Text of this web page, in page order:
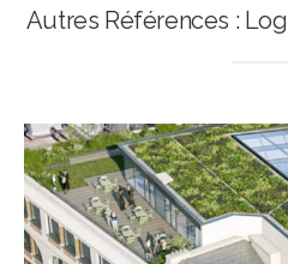
Autres Références :